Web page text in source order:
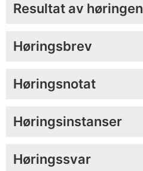
Resultat av høringen
Høringsbrev
Høringsnotat
Høringsinstanser
Høringssvar